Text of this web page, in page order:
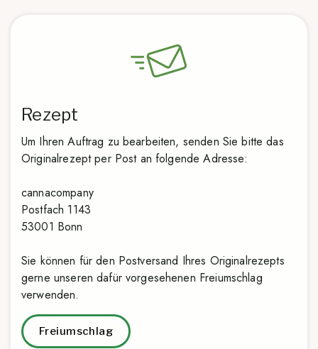
Rezept
Um Ihren Auftrag zu bearbeiten, senden Sie bitte das
Originalrezept per Post an folgende Adresse:
cannacompany
Postfach 1143
53001 Bonn
Sie können für den Postversand Ihres Originalrezepts
gerne unseren dafür vorgesehenen Freiumschlag
verwenden.
Freiumschlag